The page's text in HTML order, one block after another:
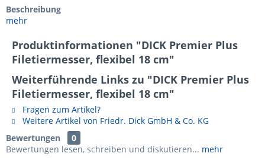
Beschreibung
mehr
Produktinformationen "DICK Premier Plus
Filetiermesser, flexibel 18 cm"
Weiterführende Links zu "DICK Premier Plus
Filetiermesser, flexibel 18 cm"
Fragen zum Artikel?
Weitere Artikel von Friedr. Dick GmbH & Co. KG
Bewertungen
0
Bewertungen lesen, schreiben und diskutieren... mehr